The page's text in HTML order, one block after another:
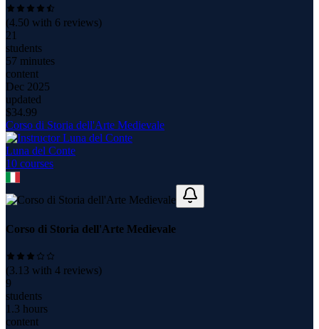
(4.50 with 6 reviews)
21
students
57 minutes
content
Dec 2025
updated
$34.99
Corso di Storia dell'Arte Medievale
Luna del Conte
10 courses
Corso di Storia dell'Arte Medievale
(3.13 with 4 reviews)
9
students
1.3 hours
content